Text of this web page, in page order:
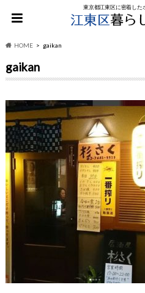
東京都江東区に密着した
HOME gaikan
gaikan